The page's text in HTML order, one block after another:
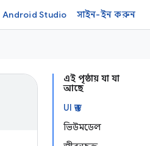
Android Studio সাইন-ইন করুন
এই পৃষ্ঠায় যা যা
আছে
UI স্তর
ভিউমডেল